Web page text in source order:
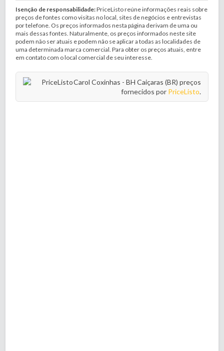
Isenção de responsabilidade:PriceListo reúne informações reais sobre
preços de fontes como visitas no local, sites de negócios e entrevistas
por telefone. Os preços informados nesta página derivam de uma ou
mais dessas fontes. Naturalmente, os preços informados neste site
podem não ser atuais e podem não se aplicar a todas as localidades de
uma determinada marca comercial. Para obter os preços atuais, entre
em contato com o local comercial de seu interesse.
Carol Coxinhas - BH Caiçaras (BR) preços
fornecidos por PriceListo.